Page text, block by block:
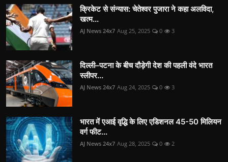
क्रिकेट से संन्यास: चेतेश्वर पुजारा ने कहा अलविदा,
खत्म...
AJ News 24x7 Aug 25, 2025 0 3
दिल्ली–पटना के बीच दौड़ेगी देश की पहली वंदे भारत
स्लीपर...
AJ News 24x7 Aug 24, 2025 0 3
भारत में एआई वृद्धि के लिए एडिशनल 45-50 मिलियन
वर्ग फीट...
AJ News 24x7 Aug 28, 2025 0 2